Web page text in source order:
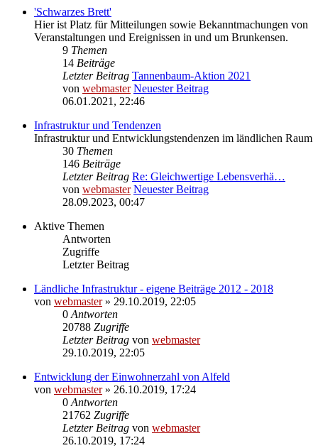
'Schwarzes Brett'
Hier ist Platz für Mitteilungen sowie Bekanntmachungen von
Veranstaltungen und Ereignissen in und um Brunkensen.
9 Themen
14 Beiträge
Letzter Beitrag Tannenbaum-Aktion 2021
von webmaster Neuester Beitrag
06.01.2021, 22:46
Infrastruktur und Tendenzen
Infrastruktur und Entwicklungstendenzen im ländlichen Raum
30 Themen
146 Beiträge
Letzter Beitrag Re: Gleichwertige Lebensverhä…
von webmaster Neuester Beitrag
28.09.2023, 00:47
Aktive Themen
Antworten
Zugriffe
Letzter Beitrag
Ländliche Infrastruktur - eigene Beiträge 2012 - 2018
von webmaster» 29.10.2019, 22:05
0 Antworten
20788 Zugriffe
Letzter Beitrag von webmaster
29.10.2019, 22:05
Entwicklung der Einwohnerzahl von Alfeld
von webmaster» 26.10.2019, 17:24
0 Antworten
21762 Zugriffe
Letzter Beitrag von webmaster
26.10.2019, 17:24